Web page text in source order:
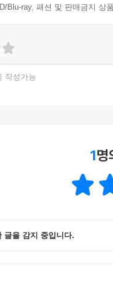
Blu-ray, 패션 및 판매금지 상
작성가능
1명
글을 감지 중입니다.